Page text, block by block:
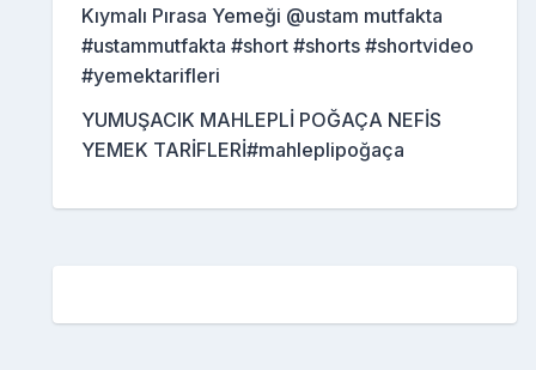
Kıymalı Pırasa Yemeği @ustam mutfakta
#ustammutfakta #short #shorts #shortvideo
#yemektarifleri
YUMUŞACIK MAHLEPLİ POĞAÇA NEFİS
YEMEK TARİFLERİ#mahleplipoğaça